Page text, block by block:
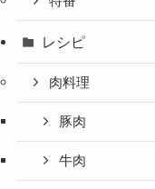
レシピ
肉料理
豚肉
牛肉